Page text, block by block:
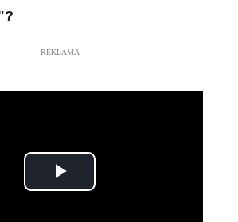
––––– REKLAMA –––––
Play